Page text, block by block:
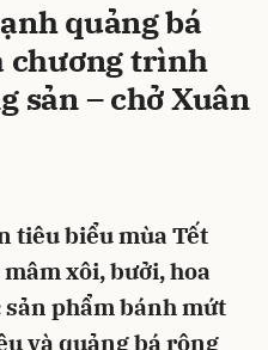
quảng bá
chương trình
sản – chở Xuân
tiêu biểu mùa Tết
xôi, bưởi, hoa
phẩm bánh mứt
và quảng bá rộng